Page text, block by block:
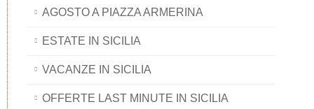
AGOSTO A PIAZZA ARMERINA
ESTATE IN SICILIA
VACANZE IN SICILIA
OFFERTE LAST MINUTE IN SICILIA